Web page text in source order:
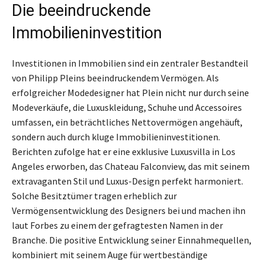
Die beeindruckende
Immobilieninvestition
Investitionen in Immobilien sind ein zentraler Bestandteil
von Philipp Pleins beeindruckendem Vermögen. Als
erfolgreicher Modedesigner hat Plein nicht nur durch seine
Modeverkäufe, die Luxuskleidung, Schuhe und Accessoires
umfassen, ein beträchtliches Nettovermögen angehäuft,
sondern auch durch kluge Immobilieninvestitionen.
Berichten zufolge hat er eine exklusive Luxusvilla in Los
Angeles erworben, das Chateau Falconview, das mit seinem
extravaganten Stil und Luxus-Design perfekt harmoniert.
Solche Besitztümer tragen erheblich zur
Vermögensentwicklung des Designers bei und machen ihn
laut Forbes zu einem der gefragtesten Namen in der
Branche. Die positive Entwicklung seiner Einnahmequellen,
kombiniert mit seinem Auge für wertbeständige